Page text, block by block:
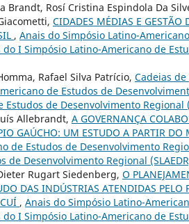
Brandt, Rosí Cristina Espindola Da
CIDADES MÉDIAS E GESTÃO
, Anais do Simpósio Latino-
I Simpósio Latino-Americano de
Rafael Silva Patrício, Cadeias
de Estudos de
de Desenvolvimento Regional
Allebrandt, A GOVERNANÇA
GAÚCHO: UM ESTUDO A PARTIR DO
de Estudos de Desenvolvimento
Desenvolvimento Regional
Rugart Siedenberg, O
DAS INDÚSTRIAS ATENDIDAS PELO
, Anais do Simpósio Latino-
I Simpósio Latino-Americano de